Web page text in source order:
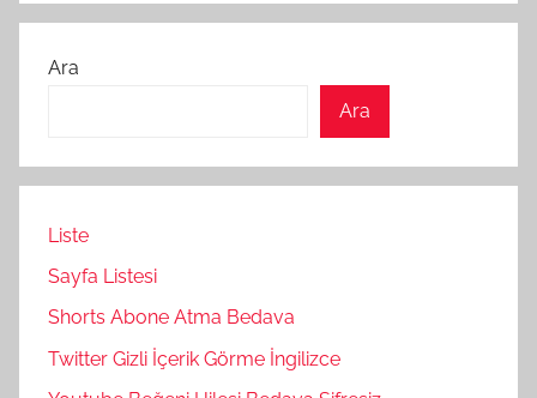
Ara
Ara
Liste
Sayfa Listesi
Shorts Abone Atma Bedava
Twitter Gizli İçerik Görme İngilizce